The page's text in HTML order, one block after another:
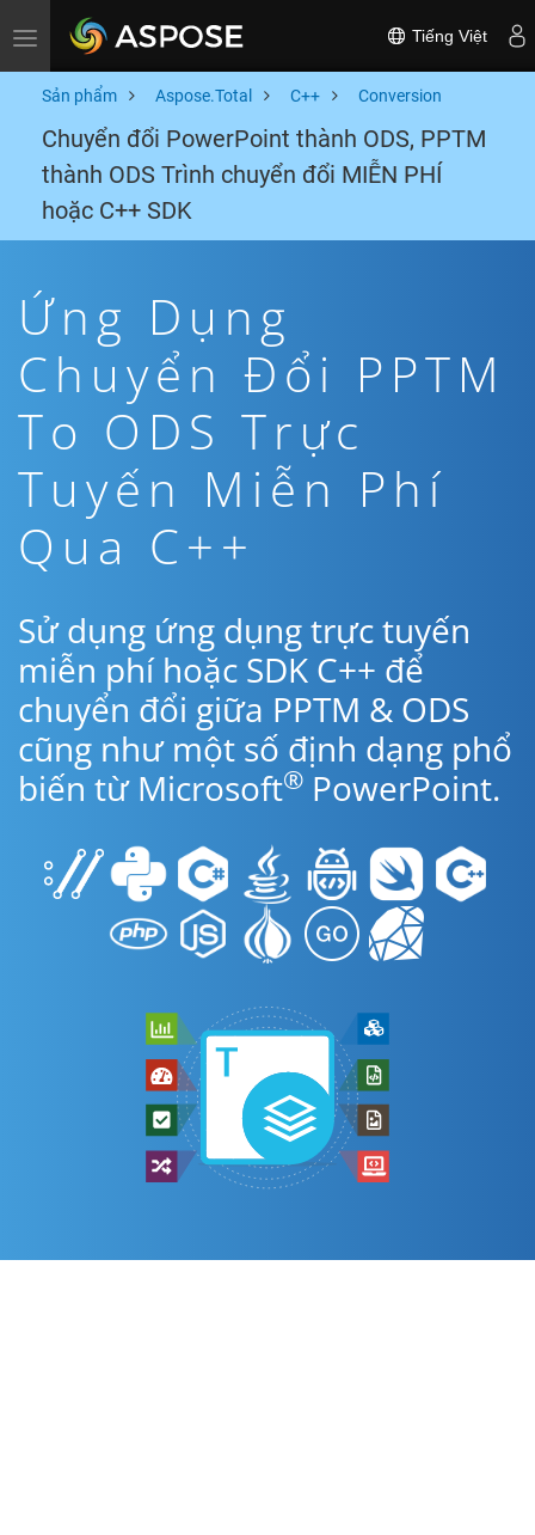
Toggle navigation Tiếng Việt
Sản phẩm Aspose.Total C++ Conversion
Chuyển đổi PowerPoint thành ODS, PPTM
thành ODS Trình chuyển đổi MIỄN PHÍ
hoặc C++ SDK
Ứng Dụng
Chuyển Đổi PPTM
To ODS Trực
Tuyến Miễn Phí
Qua C++
Sử dụng ứng dụng trực tuyến
miễn phí hoặc SDK C++ để
chuyển đổi giữa PPTM & ODS
cũng như một số định dạng phổ
biến từ Microsoft® PowerPoint.